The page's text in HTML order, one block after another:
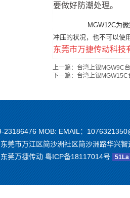
要做好防潮处理。
MGW12C为
冲压的状况，也不可以使
东莞市万捷传动科技
上一篇： 台湾上银MGW9C
下一篇： 台湾上银
23186476 MOB: EMAIL：
莞市万江区简沙洲社区简沙洲路华兴
莞万捷传动 粤ICP备18117014号 51La